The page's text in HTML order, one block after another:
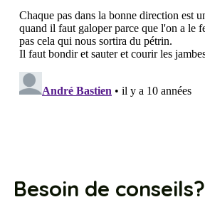
Besoin de conseils?